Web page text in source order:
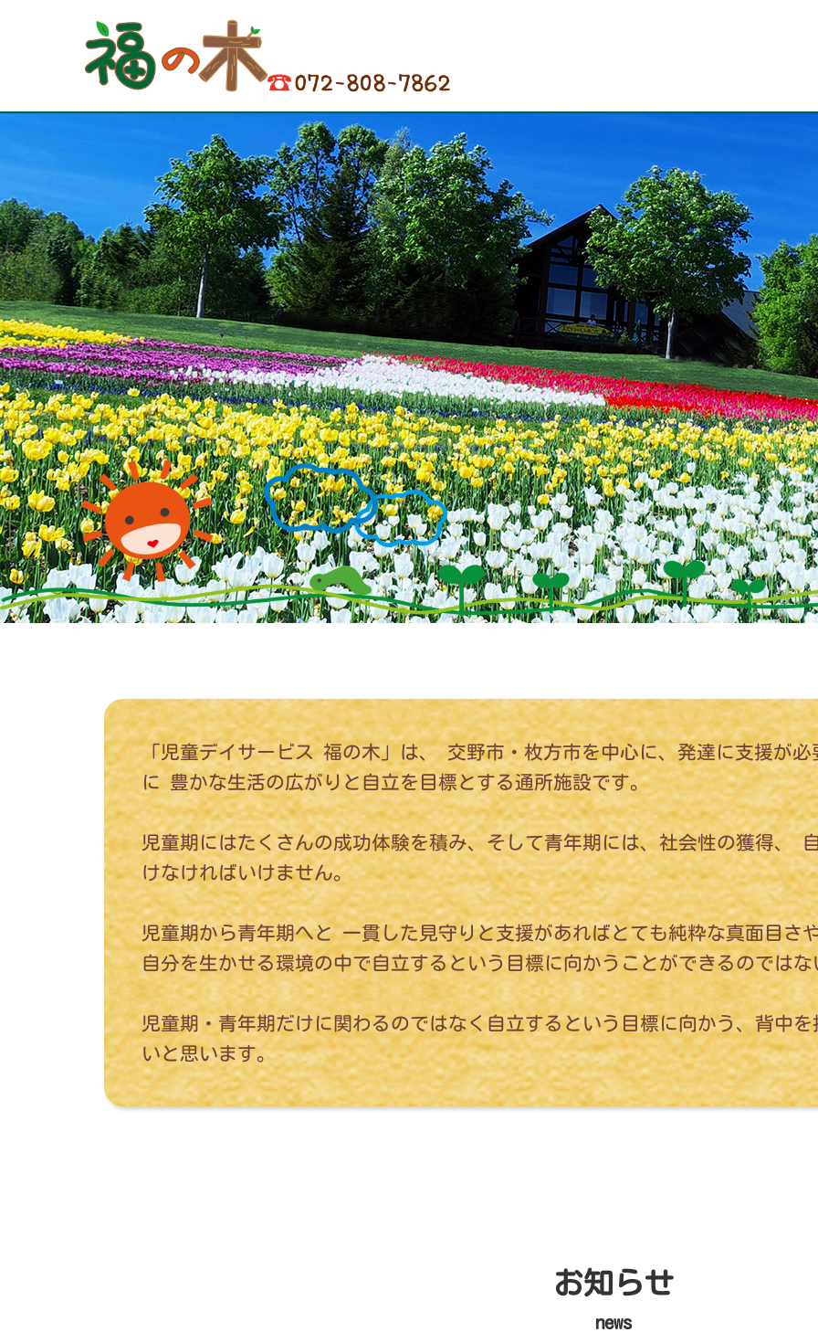
「児童デイサービス 福の木」は、 交野市・枚方市を中心に、発達に支援が必
に 豊かな生活の広がりと自立を目標とする通所施設です。
児童期にはたくさんの成功体験を積み、そして青年期には、社会性の獲得、
けなければいけません。
児童期から青年期へと 一貫した見守りと支援があればとても純粋な真面目さ
自分を生かせる環境の中で自立するという目標に向かうことができるのでは
児童期・青年期だけに関わるのではなく自立するという目標に向かう、背中
いと思います。
お知らせ
news